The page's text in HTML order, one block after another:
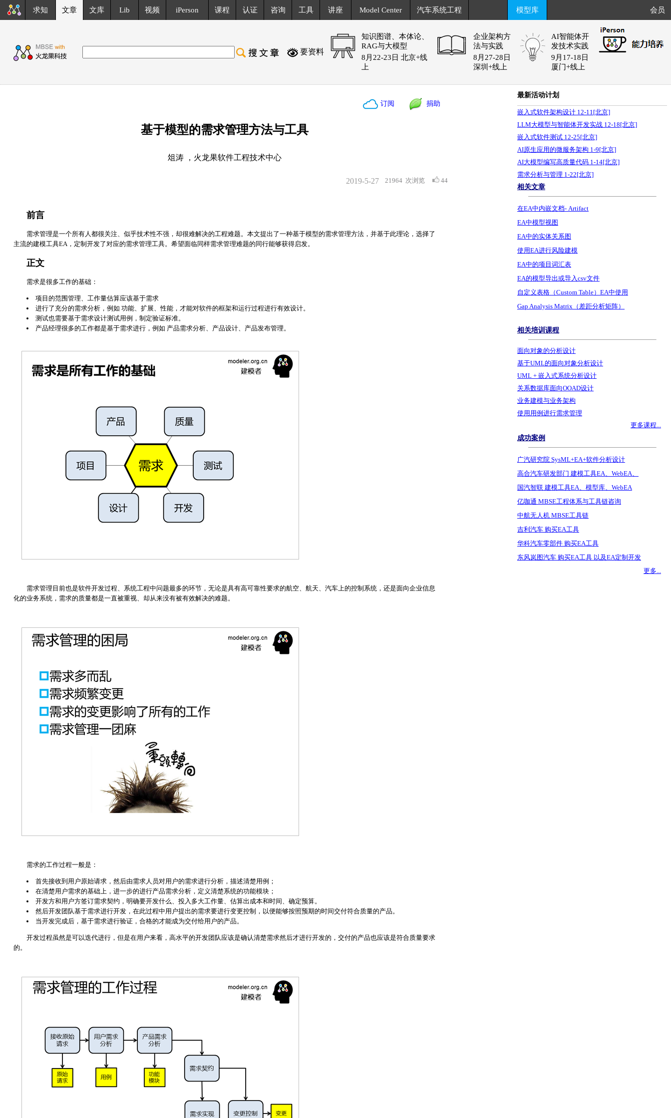
求知 文章 文库 Lib 视频 iPerson 课程 认证 咨询 工具 讲座 Model Center 汽车系统工程 模型库 会员
要资料
知识图谱、本体论、
RAG与大模型
8月22-23日 北京+线
上
企业架构方
法与实践
8月27-28日
深圳+线上
AI智能体开
发技术实践
9月17-18日
厦门+线上
订阅 捐助
基于模型的需求管理方法与工具
俎涛 ，火龙果软件工程技术中心
21964 次浏览 44
2019-5-27
前言
需求管理是一个所有人都很关注、似乎技术性不强，却很难解决的工程难题。本文提出了一种基于模型的需求管理方法，并基于此理论，选择了
主流的建模工具EA，定制开发了对应的需求管理工具。希望面临同样需求管理难题的同行能够获得启发。
正文
需求是很多工作的基础：
项目的范围管理、工作量估算应该基于需求
进行了充分的需求分析，例如 功能、扩展、性能，才能对软件的框架和运行过程进行有效设计。
测试也需要基于需求设计测试用例，制定验证标准。
产品经理很多的工作都是基于需求进行，例如 产品需求分析、产品设计、产品发布管理。
需求管理目前也是软件开发过程、系统工程中问题最多的环节，无论是具有高可靠性要求的航空、航天、汽车上的控制系统，还是面向企业信息
化的业务系统，需求的质量都是一直被重视、却从来没有被有效解决的难题。
需求的工作过程一般是：
首先接收到用户原始请求，然后由需求人员对用户的需求进行分析，描述清楚用例；
在清楚用户需求的基础上，进一步的进行产品需求分析，定义清楚系统的功能模块；
开发方和用户方签订需求契约，明确要开发什么、投入多大工作量、估算出成本和时间、确定预算。
然后开发团队基于需求进行开发，在此过程中用户提出的需求要进行变更控制，以便能够按照预期的时间交付符合质量的产品。
当开发完成后，基于需求进行验证，合格的才能成为交付给用户的产品。
开发过程虽然是可以迭代进行，但是在用户来看，高水平的开发团队应该是确认清楚需求然后才进行开发的，交付的产品也应该是符合质量要求
的。
最新活动计划
嵌入式软件架构设计 12-11[北京]
LLM大模型与智能体开发实战 12-18[北京]
嵌入式软件测试 12-25[北京]
AI原生应用的微服务架构 1-9[北京]
AI大模型编写高质量代码 1-14[北京]
需求分析与管理 1-22[北京]
相关文章
在EA中内嵌文档- Artifact
EA中模型视图
EA中的实体关系图
使用EA进行风险建模
EA中的项目词汇表
EA的模型导出或导入csv文件
自定义表格（Custom Table）EA中使用
Gap Analysis Matrix（差距分析矩阵）
相关培训课程
面向对象的分析设计
基于UML的面向对象分析设计
UML + 嵌入式系统分析设计
关系数据库面向OOAD设计
业务建模与业务架构
使用用例进行需求管理
更多课程...
成功案例
广汽研究院 SysML+EA+软件分析设计
高合汽车研发部门 建模工具EA、WebEA、
国汽智联 建模工具EA、模型库、WebEA
亿咖通 MBSE工程体系与工具链咨询
中航无人机 MBSE工具链
吉利汽车 购买EA工具
华科汽车零部件 购买EA工具
东风岚图汽车 购买EA工具 以及EA定制开发
更多...